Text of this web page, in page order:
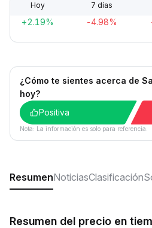
Hoy 7 días
+2.19% -4.98%
¿Cómo te sientes acerca de
hoy?
Positiva
Nota: La información es solo para referencia.
ResumenNoticiasClasificación
Resumen del precio en